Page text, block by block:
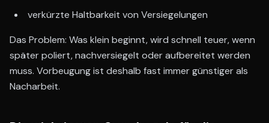
verkürzte Haltbarkeit von Versiegelungen
Das Problem: Was klein beginnt, wird schnell teuer, wenn
später poliert, nachversiegelt oder aufbereitet werden
muss. Vorbeugung ist deshalb fast immer günstiger als
Nacharbeit.